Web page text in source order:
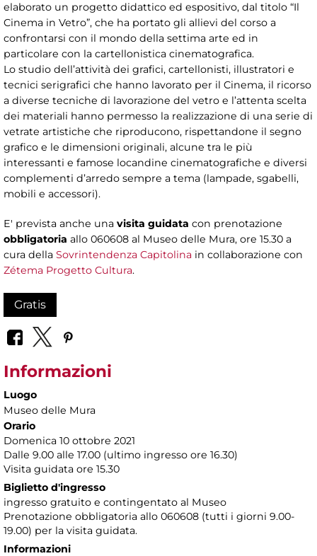
elaborato un progetto didattico ed espositivo, dal titolo “Il
Cinema in Vetro”, che ha portato gli allievi del corso a
confrontarsi con il mondo della settima arte ed in
particolare con la cartellonistica cinematografica.
Lo studio dell’attività dei grafici, cartellonisti, illustratori e
tecnici serigrafici che hanno lavorato per il Cinema, il ricorso
a diverse tecniche di lavorazione del vetro e l’attenta scelta
dei materiali hanno permesso la realizzazione di una serie di
vetrate artistiche che riproducono, rispettandone il segno
grafico e le dimensioni originali, alcune tra le più
interessanti e famose locandine cinematografiche e diversi
complementi d’arredo sempre a tema (lampade, sgabelli,
mobili e accessori).
E' prevista anche una visita guidata con prenotazione
obbligatoria allo 060608 al Museo delle Mura, ore 15.30 a
cura della Sovrintendenza Capitolina in collaborazione con
Zétema Progetto Cultura.
Gratis
Informazioni
Luogo
Museo delle Mura
Orario
Domenica 10 ottobre 2021
Dalle 9.00 alle 17.00 (ultimo ingresso ore 16.30)
Visita guidata ore 15.30
Biglietto d'ingresso
ingresso gratuito e contingentato al Museo
Prenotazione obbligatoria allo 060608 (tutti i giorni 9.00-
19.00) per la visita guidata.
Informazioni